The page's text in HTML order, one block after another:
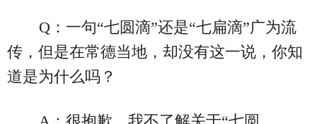
Q：一句“七圆滴”还是“七扁滴”广为流
传，但是在常德当地，却没有这一说，你知
道是为什么吗？